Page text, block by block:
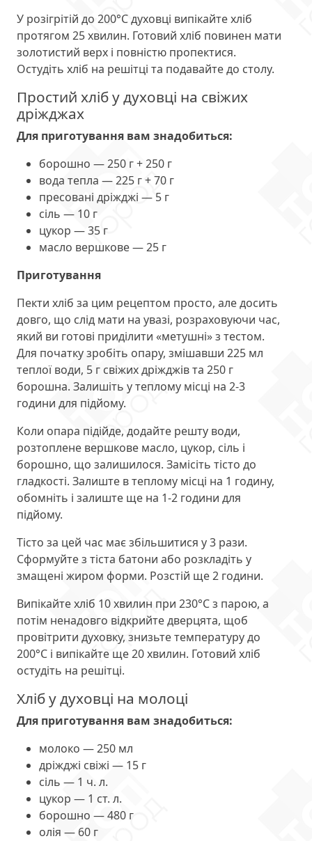
У розігрітій до 200°С духовці випікайте хліб
протягом 25 хвилин. Готовий хліб повинен мати
золотистий верх і повністю пропектися.
Остудіть хліб на решітці та подавайте до столу.
Простий хліб у духовці на свіжих
дріжджах
Для приготування вам знадобиться:
борошно — 250 г + 250 г
вода тепла — 225 г + 70 г
пресовані дріжджі — 5 г
сіль — 10 г
цукор — 35 г
масло вершкове — 25 г
Приготування
Пекти хліб за цим рецептом просто, але досить
довго, що слід мати на увазі, розраховуючи час,
який ви готові приділити «метушні» з тестом.
Для початку зробіть опару, змішавши 225 мл
теплої води, 5 г свіжих дріжджів та 250 г
борошна. Залишіть у теплому місці на 2-3
години для підйому.
Коли опара підійде, додайте решту води,
розтоплене вершкове масло, цукор, сіль і
борошно, що залишилося. Замісіть тісто до
гладкості. Залиште в теплому місці на 1 годину,
обомніть і залиште ще на 1-2 години для
підйому.
Тісто за цей час має збільшитися у 3 рази.
Сформуйте з тіста батони або розкладіть у
змащені жиром форми. Розстій ще 2 години.
Випікайте хліб 10 хвилин при 230°С з парою, а
потім ненадовго відкрийте дверцята, щоб
провітрити духовку, знизьте температуру до
200°С і випікайте ще 20 хвилин. Готовий хліб
остудіть на решітці.
Хліб у духовці на молоці
Для приготування вам знадобиться:
молоко — 250 мл
дріжджі свіжі — 15 г
сіль — 1 ч. л.
цукор — 1 ст. л.
борошно — 480 г
олія — 60 г